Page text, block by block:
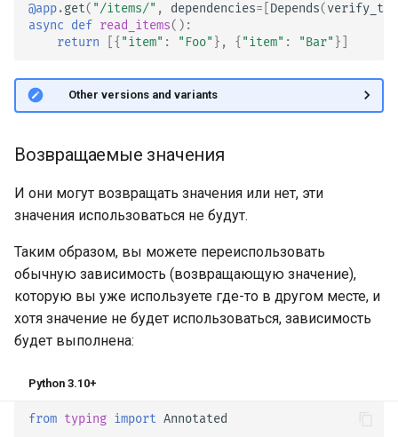
@app.get( "/items/" , dependencies= Depends(
async def read_items():
return
[{ "item" : "Foo" }, { "item" : "Bar" }]
🤓 Other versions and variants
Возвращаемые значения
И они могут возвращать значения или нет, эти
значения использоваться не будут.
Таким образом, вы можете переиспользовать
обычную зависимость (возвращающую значение),
которую вы уже используете где-то в другом месте, и
хотя значение не будет использоваться, зависимость
будет выполнена:
Python 3.10+
from typing import Annotated